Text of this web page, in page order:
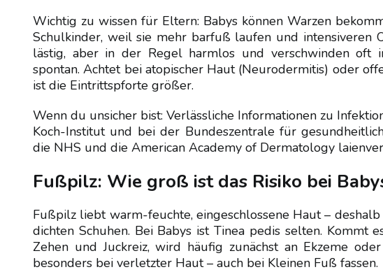
Wichtig zu wissen für Eltern: Babys können Warzen
Schulkinder, weil sie mehr barfuß laufen und intensiveren
lästig, aber in der Regel harmlos und verschwinden oft
spontan. Achtet bei atopischer Haut (Neurodermitis) oder
ist die Eintrittspforte größer.
Wenn du unsicher bist: Verlässliche Informationen zu
Koch-Institut und bei der Bundeszentrale für
die NHS und die American Academy of Dermatology
Fußpilz: Wie groß ist das Risiko bei
Fußpilz liebt warm-feuchte, eingeschlossene Haut –
dichten Schuhen. Bei Babys ist Tinea pedis selten. Kommt
Zehen und Juckreiz, wird häufig zunächst an Ekzeme
besonders bei verletzter Haut – auch bei Kleinen Fuß fassen.